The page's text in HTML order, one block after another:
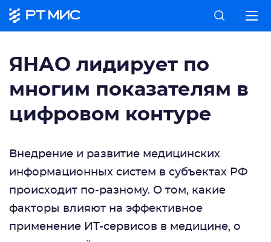
ЯНАО лидирует по
многим показателям в
цифровом контуре
Внедрение и развитие медицинских
информационных систем в субъектах РФ
происходит по-разному. О том, какие
факторы влияют на эффективное
применение ИТ-сервисов в медицине, о